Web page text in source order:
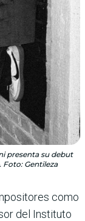
presenta su debut
Gentileza
como
del Instituto